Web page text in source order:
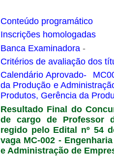
Conteúdo programático
Inscrições homologadas
Banca Examinadora -
Critérios de avaliação dos
Calendário Aprovado-
da Produção e
Produtos, Gerência da
Resultado Final do
de cargo de Professor
regido pelo Edital nº 54
vaga MC-002 -
e Administração de